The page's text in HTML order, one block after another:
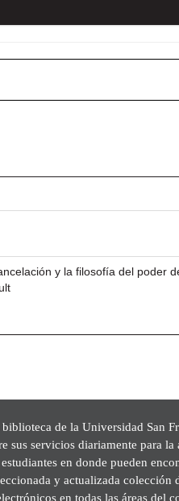
y la filosofía del poder
de la Universidad San
sus servicios diariamente para
en donde pueden
y actualizada colección
en todas las áreas del